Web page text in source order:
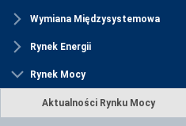
Wymiana Międzysystemowa
Rynek Energii
Rynek Mocy
Aktualności Rynku Mocy